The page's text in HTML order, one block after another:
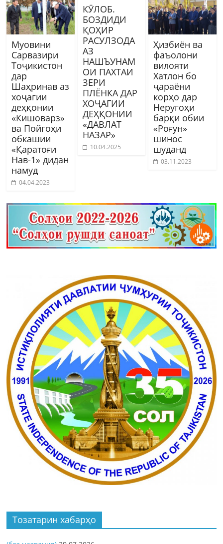
Муовини
Сарвазири
Тоҷикистон
дар
Шаҳринав аз
хоҷагии
деҳқонии
«Кишоварз»
ва Пойгоҳи
обкашии
«Қаратоғи
Нав-1» дидан
намуд
04.04.2023
КӮЛОБ.
БОЗДИДИ
ҚОҲИР
РАСУЛЗОДА
АЗ
НАШЪУНАМ
ОИ ПАХТАИ
ЗЕРИ
ПЛЁНКА ДАР
ХОҶАГИИ
ДЕҲҚОНИИ
«ДАВЛАТ
НАЗАР»
10.04.2025
Ҳизбиён ва
фаъолони
вилояти
Хатлон бо
ҷараёни
корҳо дар
Неругоҳи
барқи обии
«Роғун»
шинос
шуданд
03.11.2023
Тозатарин хабарҳо